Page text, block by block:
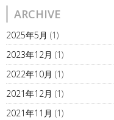
ARCHIVE
2025年5月 (1)
2023年12月 (1)
2022年10月 (1)
2021年12月 (1)
2021年11月 (1)